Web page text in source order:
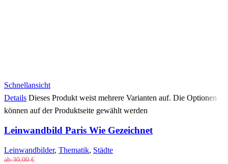
Schnellansicht
Details Dieses Produkt weist mehrere Varianten auf. Die Optionen
können auf der Produktseite gewählt werden
Leinwandbild Paris Wie Gezeichnet
Leinwandbilder, Thematik, Städte
ab30,00€